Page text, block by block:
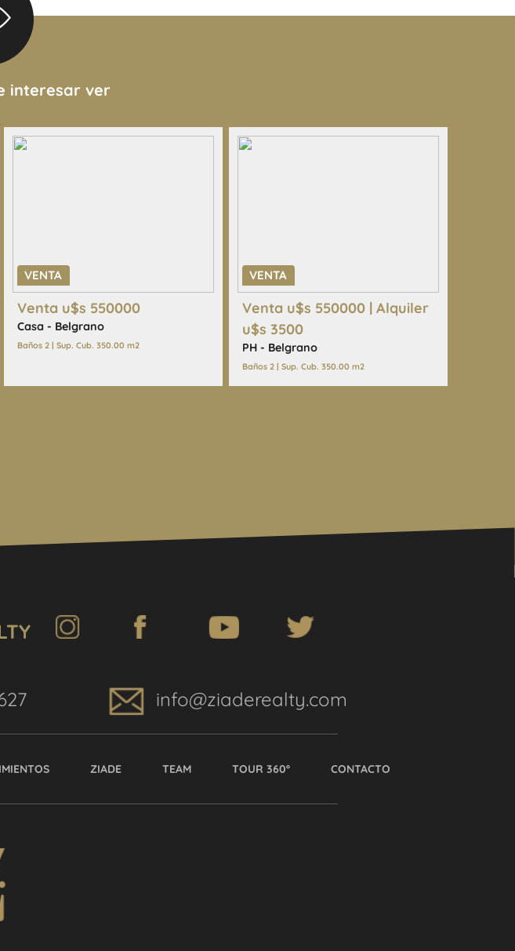
interesar ver
VENTA
Venta u$s 550000
Casa - Belgrano
Baños 2 | Sup. Cub. 350.00 m2
VENTA
Venta u$s 550000 | Alquiler
u$s 3500
PH - Belgrano
Baños 2 | Sup. Cub. 350.00 m2
info@ziaderealty.com
ZIADE TEAM TOUR 360º CONTACTO